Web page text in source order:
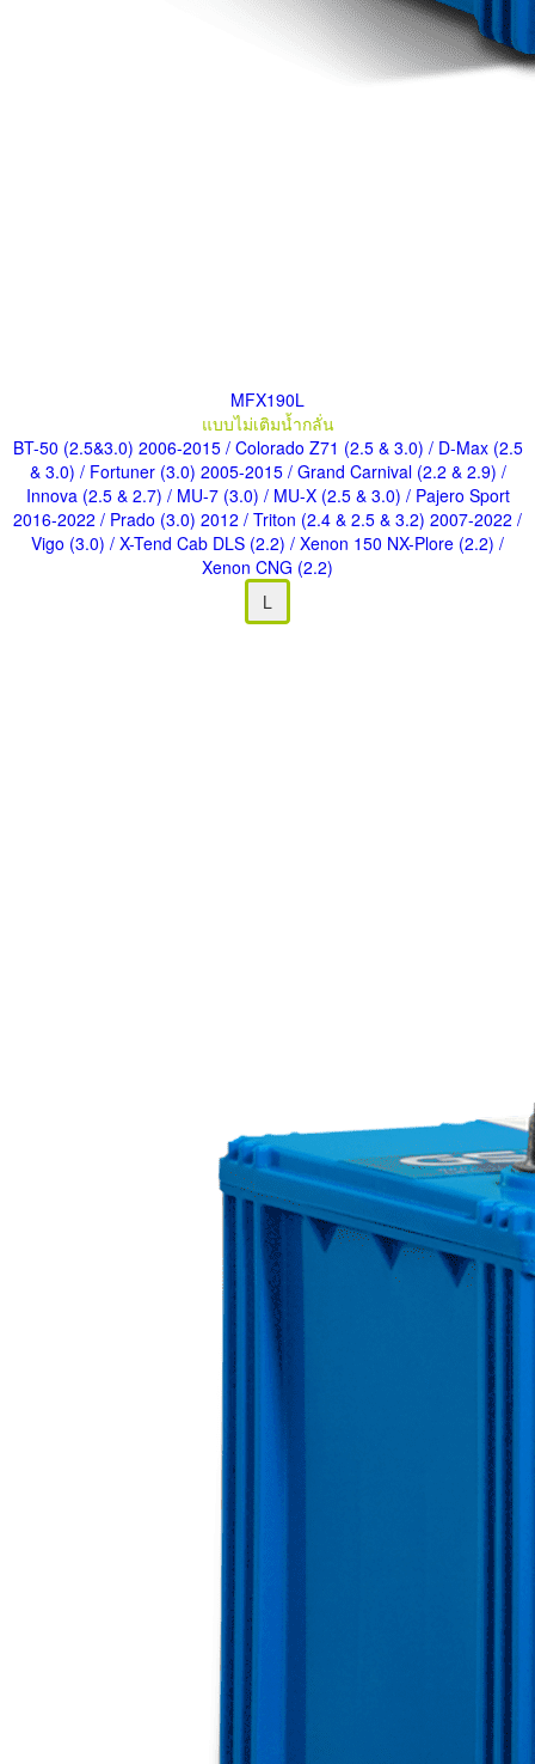
MFX190L
แบบไม่เติมน้ำกลั่น
BT-50 (2.5&3.0) 2006-2015 / Colorado Z71 (2.5 & 3.0) / D-Max (2.5
& 3.0) / Fortuner (3.0) 2005-2015 / Grand Carnival (2.2 & 2.9) /
Innova (2.5 & 2.7) / MU-7 (3.0) / MU-X (2.5 & 3.0) / Pajero Sport
2016-2022 / Prado (3.0) 2012 / Triton (2.4 & 2.5 & 3.2) 2007-2022 /
Vigo (3.0) / X-Tend Cab DLS (2.2) / Xenon 150 NX-Plore (2.2) /
Xenon CNG (2.2)
L